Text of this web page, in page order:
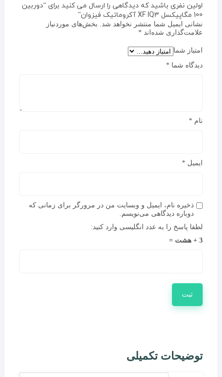
توضیحات تکمیلی
اولین نفری باشید که دیدگاهی را ارسال می کنید برای “دوربین
100 مگاپیکسل XF IQ3 آکروماتیک فیزوان”
نشانی ایمیل شما منتشر نخواهد شد.
بخش‌های موردنیاز
علامت‌گذاری شده‌اند *
امتیاز شما
دیدگاه شما *
نام *
ایمیل *
ذخیره نام، ایمیل و وبسایت من در مرورگر برای زمانی که
دوباره دیدگاهی می‌نویسم.
لطفا پاسخ را به عدد انگلیسی وارد کنید:
3 + هشت =